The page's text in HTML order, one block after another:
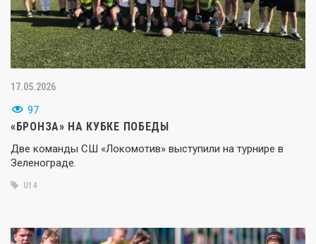
17.05.2026
97
«БРОНЗА» НА КУБКЕ ПОБЕДЫ
Две команды СШ «Локомотив» выступили на турнире в
Зеленограде.
U14